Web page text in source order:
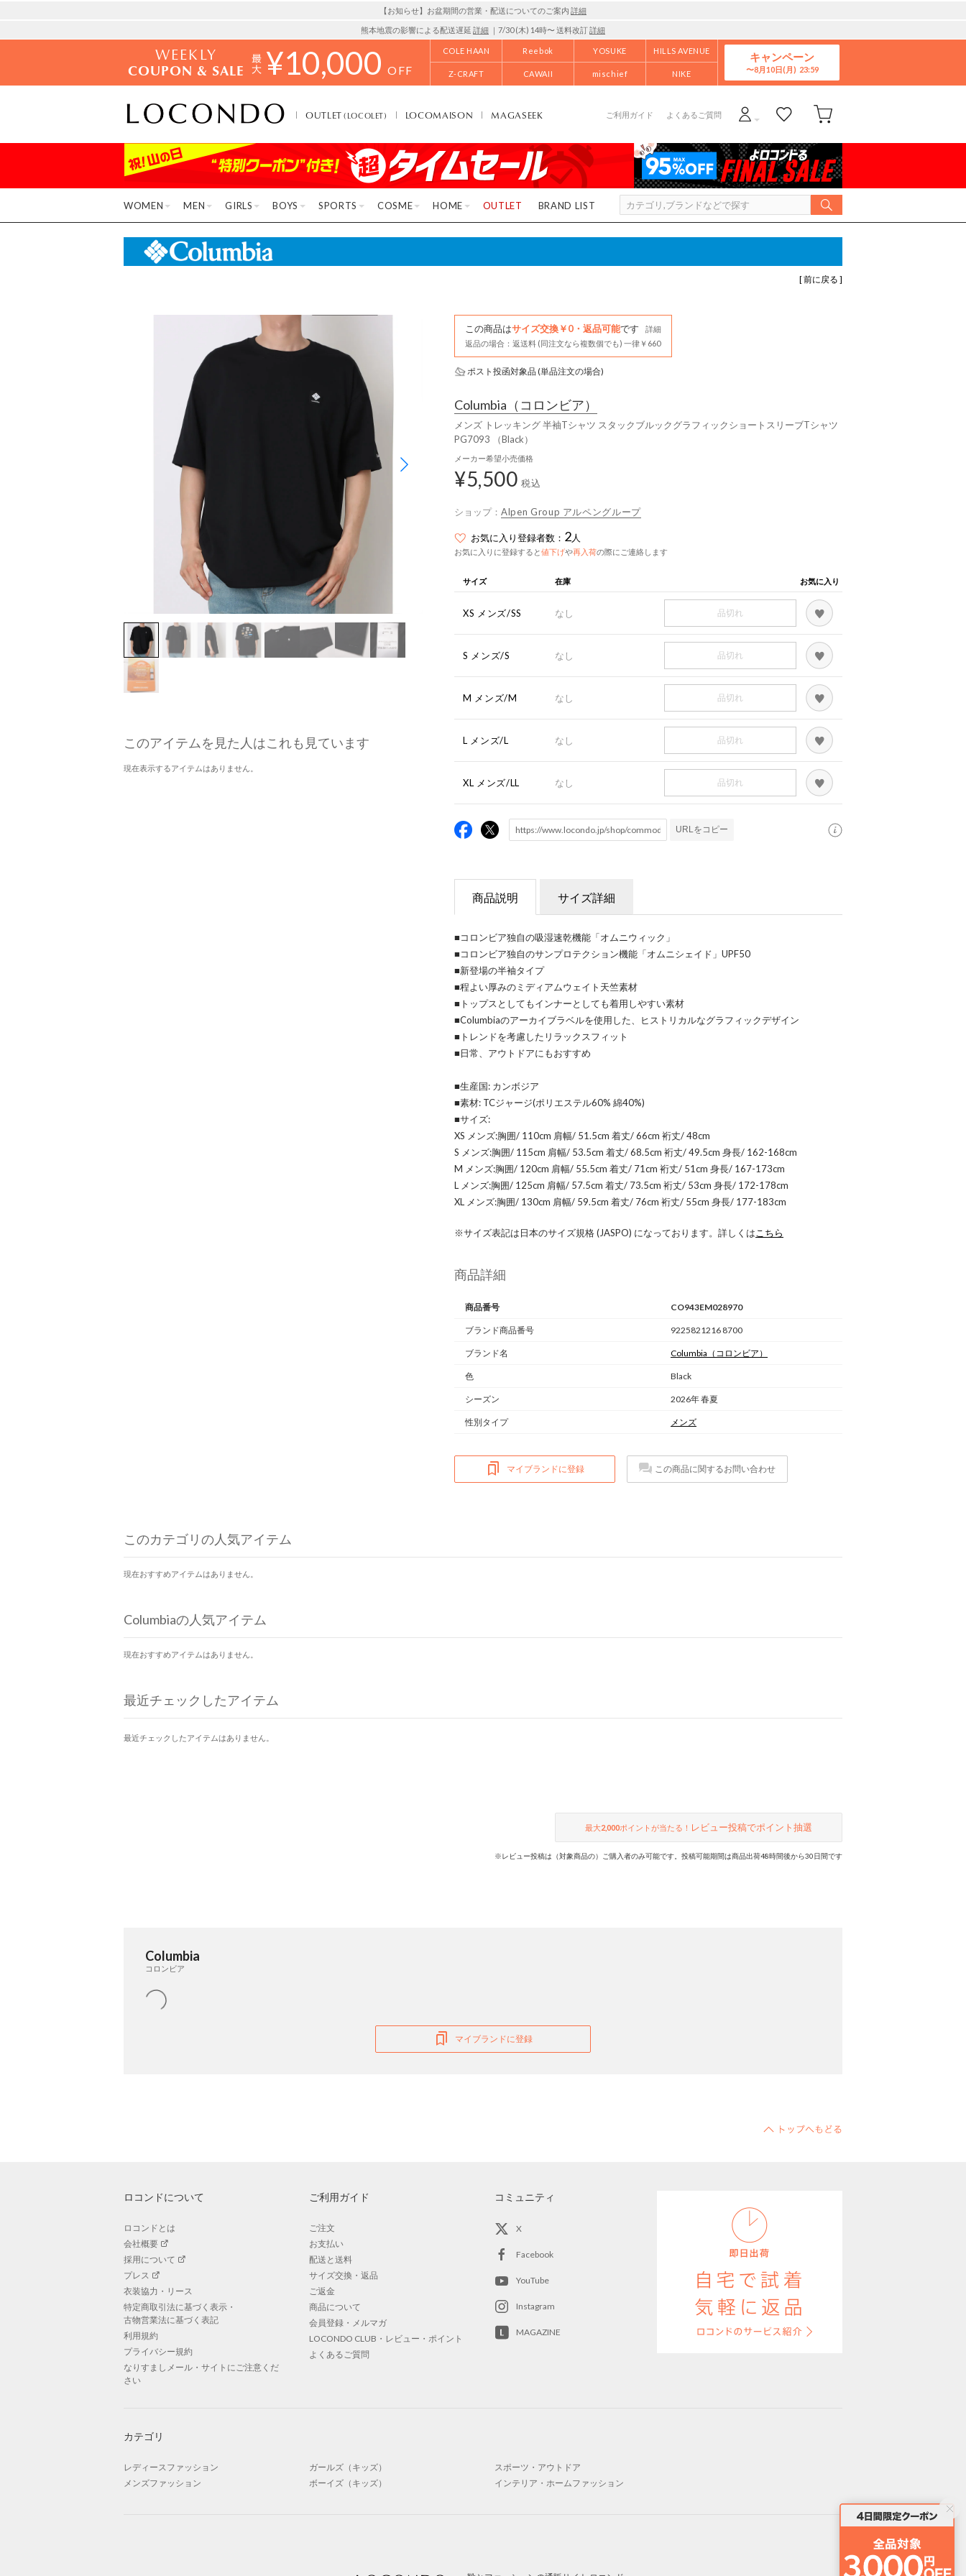
【お知らせ】お盆期間の営業・配送についてのご案内 詳細
熊本地震の影響による配送遅延 詳細 ｜7/30 (木) 14時〜 送料改訂詳細
WEEKLY
COUPON & SALE ¥10,000 OFF
COLE HAAN Reebok YOSUKE HILLS AVENUE
Z-CRAFT CAWAII mischief NIKE
キャンペーン
8月10日(月)
OUTLET(LOCOLET) LOCOMAISON MAGASEEK ご利用ガイド よくあるご質問
WOMEN MEN GIRLS BOYS SPORTS COSME HOME OUTLET BRAND LIST
[ 前に戻る ]
このアイテムを見た人はこれも見ています
現在表示するアイテムはありません。
この商品はサイズ交換￥0・返品可能です
詳細
返品の場合：返送料 (同注文なら複数個でも) 一律￥660
ポスト投函対象品 (単品注文の場合)
Columbia （コロンビア）
メンズ トレッキング 半袖Tシャツ スタックブルックグラフィックショートスリーブTシャツ
PG7093 （Black）
メーカー希望小売価格
¥5,500 税込
ショップ： Alpen Group アルペングループ
お気に入り登録者数： 2人
お気に入りに登録すると値下げや再入荷の際にご連絡します
サイズ 在庫 お気に入り
XS メンズ/SS なし 品切れ
S メンズ/S なし 品切れ
M メンズ/M なし 品切れ
L メンズ/L なし 品切れ
XL メンズ/LL なし 品切れ
URLをコピー
商品説明 サイズ詳細
■コロンビア独自の吸湿速乾機能「オムニウィック」
■コロンビア独自のサンプロテクション機能「オムニシェイド」UPF50
■新登場の半袖タイプ
■程よい厚みのミディアムウェイト天竺素材
■トップスとしてもインナーとしても着用しやすい素材
■Columbiaのアーカイブラベルを使用した、ヒストリカルなグラフィックデザイン
■トレンドを考慮したリラックスフィット
■日常、アウトドアにもおすすめ
■生産国: カンボジア
■素材: TCジャージ(ポリエステル60% 綿40%)
■サイズ:
XS メンズ:胸囲/ 110cm 肩幅/ 51.5cm 着丈/ 66cm 裄丈/ 48cm
S メンズ:胸囲/ 115cm 肩幅/ 53.5cm 着丈/ 68.5cm 裄丈/ 49.5cm 身長/ 162-168cm
M メンズ:胸囲/ 120cm 肩幅/ 55.5cm 着丈/ 71cm 裄丈/ 51cm 身長/ 167-173cm
L メンズ:胸囲/ 125cm 肩幅/ 57.5cm 着丈/ 73.5cm 裄丈/ 53cm 身長/ 172-178cm
XL メンズ:胸囲/ 130cm 肩幅/ 59.5cm 着丈/ 76cm 裄丈/ 55cm 身長/ 177-183cm
※サイズ表記は日本のサイズ規格 (JASPO) になっております。詳しくは こちら
商品詳細
商品番号 CO943EM028970
ブランド商品番号 9225821216 8700
ブランド名 Columbia （コロンビア）
色 Black
シーズン 2026年 春夏
性別タイプ メンズ
マイブランドに登録 この商品に関するお問い合わせ
このカテゴリの人気アイテム
現在おすすめアイテムはありません。
Columbiaの人気アイテム
現在おすすめアイテムはありません。
最近チェックしたアイテム
最近チェックしたアイテムはありません。
最大2,000ポイントが当たる！ レビュー投稿でポイント抽選
※レビュー投稿は（対象商品の）ご購入者のみ可能です。投稿可能期間は商品出荷48時間後から30日間です
Columbia
コロンビア
マイブランドに登録
ロコンドについて
ロコンドとは
会社概要
採用について
プレス
衣装協力・リース
特定商取引法に基づく表示・
古物営業法に基づく表記
利用規約
プライバシー規約
なりすましメール・サイトにご注意くだ
さい
ご利用ガイド
ご注文
お支払い
配送と送料
サイズ交換・返品
ご返金
商品について
会員登録・メルマガ
LOCONDO CLUB・レビュー・ポイント
よくあるご質問
コミュニティ
X
Facebook
YouTube
Instagram
MAGAZINE
カテゴリ
レディースファッション
メンズファッション
ガールズ（キッズ）
ボーイズ（キッズ）
スポーツ・アウトドア
インテリア・ホームファッション